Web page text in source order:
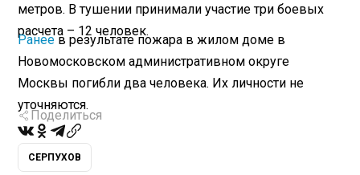
метров. В тушении принимали участие три боевых
расчета – 12 человек.
Ранеев результате пожара в жилом доме в
Новомосковском административном округе
Москвы погибли два человека. Их личности не
уточняются.
Поделиться
СЕРПУХОВ